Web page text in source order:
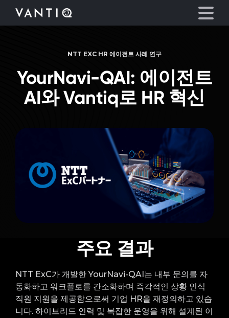
산업
리소스
NTT EXC HR 에이전트 사례 연구
YourNavi-QAI: 에이전트
AI와 Vantiq로 HR 혁신
주요 결과
NTT ExC가 개발한 YourNavi-QAI는 내부 문의를 자
동화하고 워크플로를 간소화하며 즉각적인 상황 인식
직원 지원을 제공함으로써 기업 HR을 재정의하고 있습
니다. 하이브리드 인력 및 복잡한 운영을 위해 설계된 이